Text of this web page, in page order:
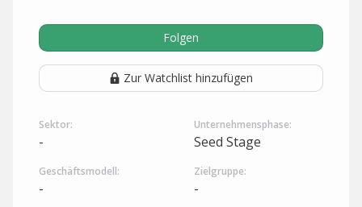
Folgen
Zur Watchlist hinzufügen
Sektor:
-
Unternehmensphase:
Seed Stage
Geschäftsmodell:
-
Zielgruppe:
-